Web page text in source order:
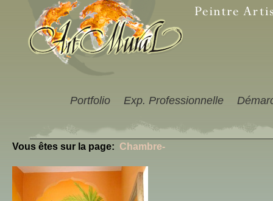
Portfolio Exp. Professionnelle
Vous êtes sur la page: Chambre-